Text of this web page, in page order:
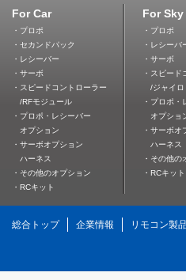
For Car
・プロポ
・セカンドパック
・レシーバー
・サーボ
・スピードコントローラー
/RFモジュール
・プロポ・レシーバー
オプション
・サーボオプション
ハーネス
・その他のオプション
・RCキット
For Sky
・プロポ
・レシーバ
・サーボ
・スピード
/ジャイロ
・プロポ・
オプショ
・サーボオ
ハーネス
・その他の
・RCキット
総合トップ 企業情報 リモコン製